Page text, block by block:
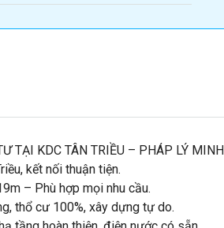
TẠI KDC TÂN TRIỀU – PHÁP LÝ
kết nối thuận tiện.
– Phù hợp mọi nhu cầu.
thổ cư 100%, xây dựng tự do.